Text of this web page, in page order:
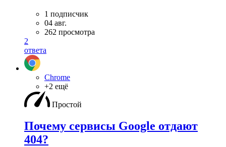
1 подписчик
04 авг.
262 просмотра
2
ответа
Chrome
+2 ещё
Простой
Почему сервисы Google отдают
404?